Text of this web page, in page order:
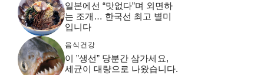
일본에선 “맛없다”며 외면하
는 조개… 한국선 최고 별미
입니다
음식건강
이 ”생선” 당분간 삼가세요,
세균이 대량으로 나왔습니다.